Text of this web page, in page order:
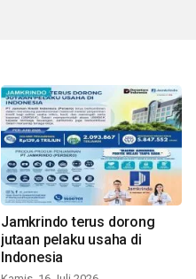
Jamkrindo terus dorong
jutaan pelaku usaha di
Indonesia